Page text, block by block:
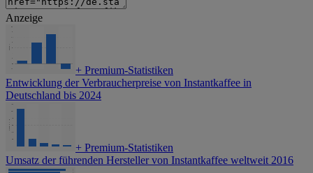
Anzeige
+ Premium-Statistiken
Entwicklung der Verbraucherpreise von Instantkaffee in
Deutschland bis 2024
+ Premium-Statistiken
Umsatz der führenden Hersteller von Instantkaffee weltweit 2016